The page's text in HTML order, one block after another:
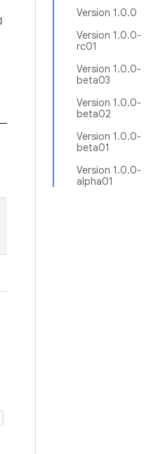
Version 1.0.0
Version 1.0.0-
rc01
Version 1.0.0-
beta03
Version 1.0.0-
beta02
Version 1.0.0-
beta01
Version 1.0.0-
alpha01